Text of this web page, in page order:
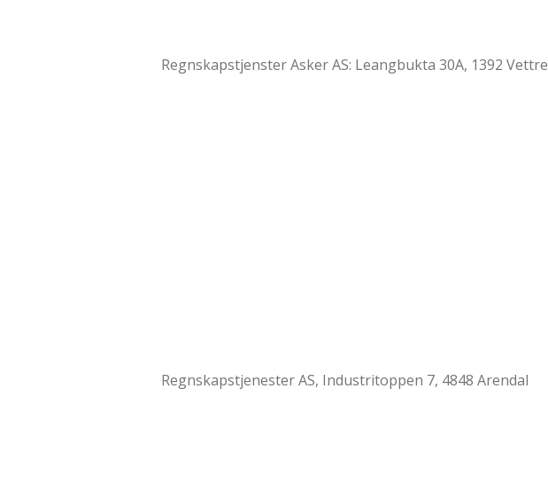
Regnskapstjenster Asker AS: Leangbukta 30A, 1392 Vettre
Regnskapstjenester AS, Industritoppen 7, 4848 Arendal